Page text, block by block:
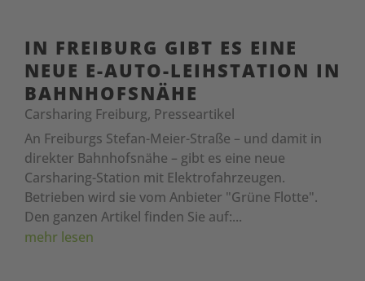
IN FREIBURG GIBT ES EINE
NEUE E-AUTO-LEIHSTATION IN
BAHNHOFSNÄHE
Carsharing Freiburg, Presseartikel
An Freiburgs Stefan-Meier-Straße – und damit in
direkter Bahnhofsnähe – gibt es eine neue
Carsharing-Station mit Elektrofahrzeugen.
Betrieben wird sie vom Anbieter "Grüne Flotte".
Den ganzen Artikel finden Sie auf:...
mehr lesen